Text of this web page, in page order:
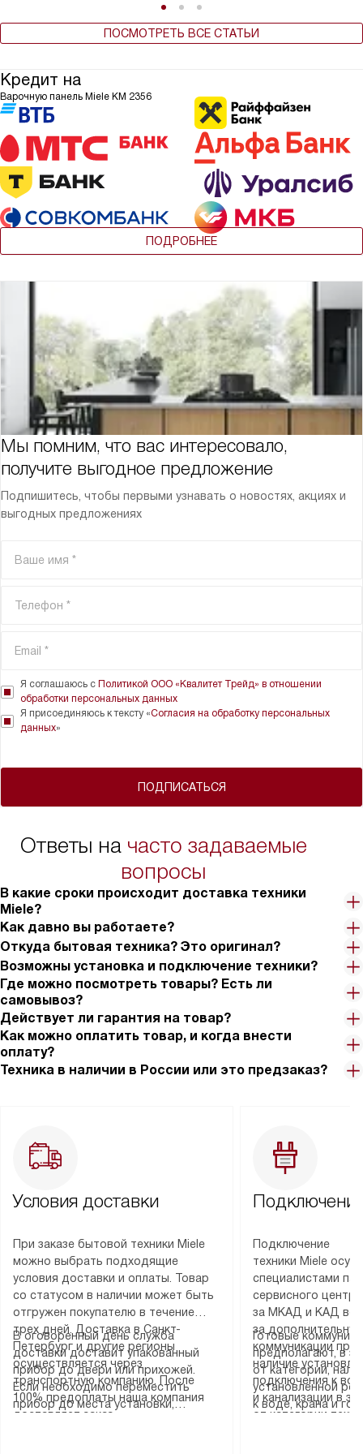
ПОСМОТРЕТЬ ВСЕ СТАТЬИ
Кредит на
Варочную панель Miele KM 2356
ПОДРОБНЕЕ
Мы помним, что вас интересовало,
получите выгодное предложение
Подпишитесь, чтобы первыми узнавать о новостях, акциях и
выгодных предложениях
ПОДПИСАТЬСЯ
Я соглашаюсь с Политикой ООО «Квалитет Трейд» в отношении
обработки персональных данных
Я присоединяюсь к тексту «Согласия на обработку персональных
данных»
Ответы на часто задаваемые
вопросы
В какие сроки происходит доставка техники
Miele?
Как давно вы работаете?
Откуда бытовая техника? Это оригинал?
Возможны установка и подключение техники?
Где можно посмотреть товары? Есть ли
самовывоз?
Действует ли гарантия на товар?
Как можно оплатить товар, и когда внести
оплату?
Техника в наличии в России или это предзаказ?
Условия доставки
При заказе бытовой техники Miele
можно выбрать подходящие
условия доставки и оплаты. Товар
со статусом в наличии может быть
отгружен покупателю в течение
трех дней. Доставка в Санкт-
Петербург и другие регионы
осуществляется через
транспортную компанию. После
100% предоплаты наша компания
доставляет заказ
В оговоренный день служба
доставки доставит упакованный
прибор до двери или прихожей.
Если необходимо переместить
прибор до места установки,
Подключение
техники Miele
специалистами
сервисного
за МКАД и КАД
за
коммуникации
наличие
подключения к
и канализации в
от категории
Готовые
предполагают, в
от категории,
установленной
к воде, крана и